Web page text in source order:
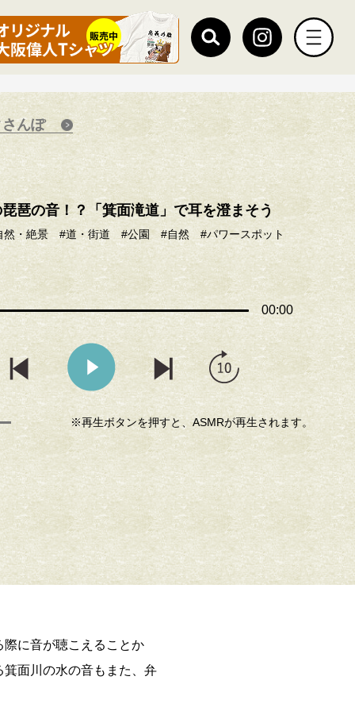
さんぽ
琶の音！？「箕面滝道」で耳を澄まそう
然・絶景 #道・街道 #公園 #自然 #パワースポット
00:00
※再生ボタンを押すと、ASMRが再生されます。
に音が聴こえることか
面川の水の音もまた、弁